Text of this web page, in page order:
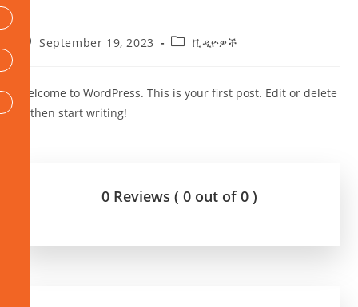
September 19, 2023 ቪዲዮዎች
Welcome to WordPress. This is your first post. Edit or delete
it, then start writing!
0 Reviews ( 0 out of 0 )